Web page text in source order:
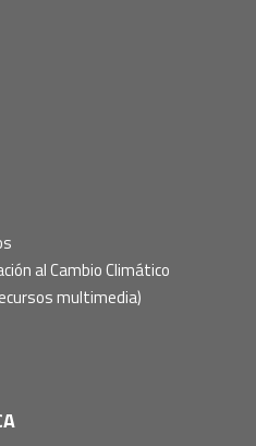
al Cambio Climático
multimedia)